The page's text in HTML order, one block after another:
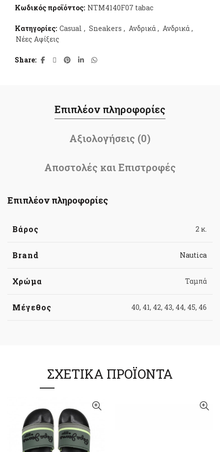
Κωδικός προϊόντος: NTM4140F07 tabac
Κατηγορίες: Casual , Sneakers , Ανδρικά , Ανδρικά ,
Νέες Αφίξεις
Share
Επιπλέον πληροφορίες
Αξιολογήσεις (0)
Αποστολές και Επιστροφές
Επιπλέον πληροφορίες
Βάρος 2 κ.
Brand Nautica
Χρώμα Ταμπά
Μέγεθος 40, 41, 42, 43, 44, 45, 46
ΣΧΕΤΙΚΆ ΠΡΟΪΌΝΤΑ